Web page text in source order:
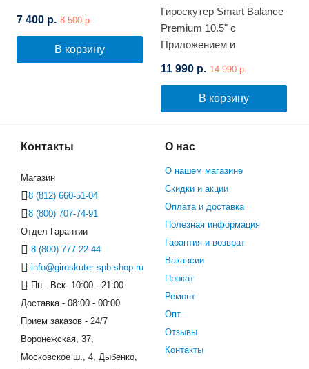
7 400 р. 8 500 р.
В корзину
Гироскутер Smart Balance
Premium 10.5" с
Приложением и
(Цветной огонь)
11 990 р. 14 990 р.
В корзину
Контакты
Магазин
8 (812) 660-51-04
8 (800) 707-74-91
Отдел Гарантии
8 (800) 777-22-44
info@giroskuter-spb-shop.ru
Пн.- Вск. 10:00 - 21:00
Доставка - 08:00 - 00:00
Прием заказов - 24/7
Воронежская, 37,
Московское ш., 4, Дыбенко,
О нас
О нашем магазине
Скидки и акции
Оплата и доставка
Полезная информация
Гарантия и возврат
Вакансии
Прокат
Ремонт
Опт
Отзывы
Контакты